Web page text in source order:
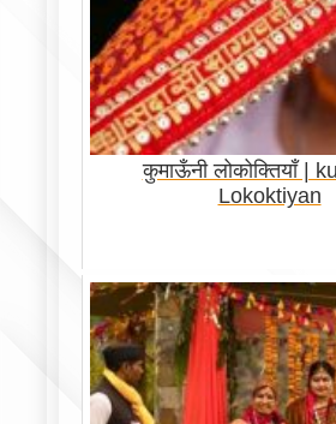
कुमाऊँनी लोकोक्तियाँ |
Lokoktiyan